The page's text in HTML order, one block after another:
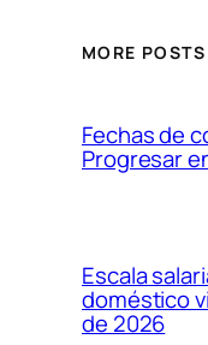
MORE POSTS
Fechas de
Progresar
Escala
doméstico
de 2026